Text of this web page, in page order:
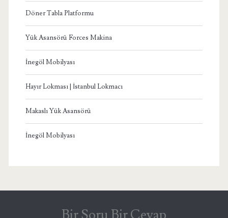
Döner Tabla Platformu
Yük Asansörü Forces Makina
İnegöl Mobilyası
Hayır Lokması | İstanbul Lokmacı
Makaslı Yük Asansörü
İnegöl Mobilyası